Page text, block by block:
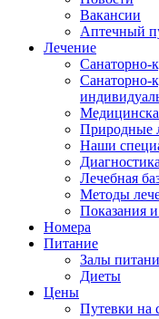
Вакансии
Аптечный
Лечение
Санаторно-
Санаторно-
Природные
Наши
Диагностика
Лечебная
Методы
Показания
Номера
Питание
Залы
Диеты
Цены
Путевки на